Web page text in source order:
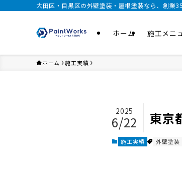
大田区・目黒区の外壁塗装・屋根塗装なら、創業
ホーム 施工メニ
ホーム 施工実績
東京
2025
6/22
施工実績 外壁塗装